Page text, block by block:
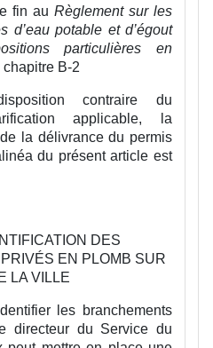
fin au Règlement sur les
d’eau potable et d’égout
particulières en
chapitre B-2
contraire du
applicable, la
la délivrance du permis
du présent article est
DES
EN PLOMB SUR
LA VILLE
les branchements
directeur du Service du